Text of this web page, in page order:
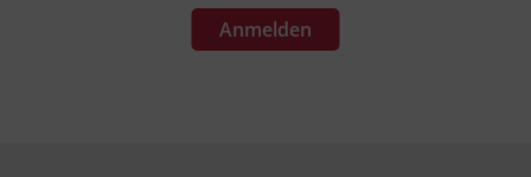
Anmelden